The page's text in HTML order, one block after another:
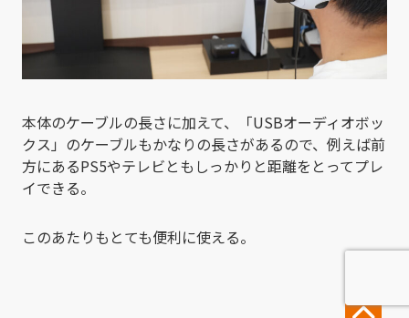
本体のケーブルの長さに加えて、「USBオーディオボッ
クス」のケーブルもかなりの長さがあるので、例えば前
方にあるPS5やテレビともしっかりと距離をとってプレ
イできる。
このあたりもとても便利に使える。